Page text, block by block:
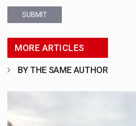
SUBMIT
MORE ARTICLES
BY THE SAME AUTHOR